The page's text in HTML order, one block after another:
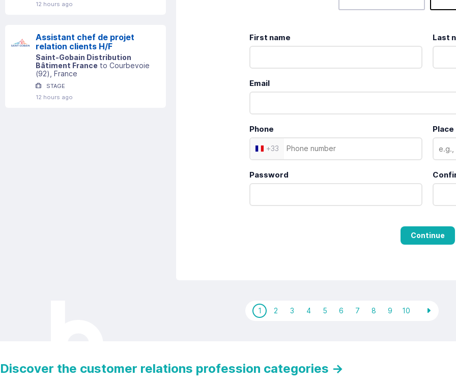
12 hours ago
Assistant chef de projet
relation clients H/F
Saint-Gobain Distribution
Bâtiment France to Courbevoie
(92) , France
STAGE
12 hours ago
First name Last
Email
Phone
+33
Password
Continue
1 2 3 4 5 6 7 8 9 10
Discover the customer relations profession categories →